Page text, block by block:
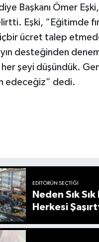
Başkanı Ömer
Eşki, “Eğitimde
ücret talep
desteğinden
şeyi düşündük.
edeceğiz” dedi.
EDITÖRÜN SEÇTIĞI
Neden Sık
Herkesi